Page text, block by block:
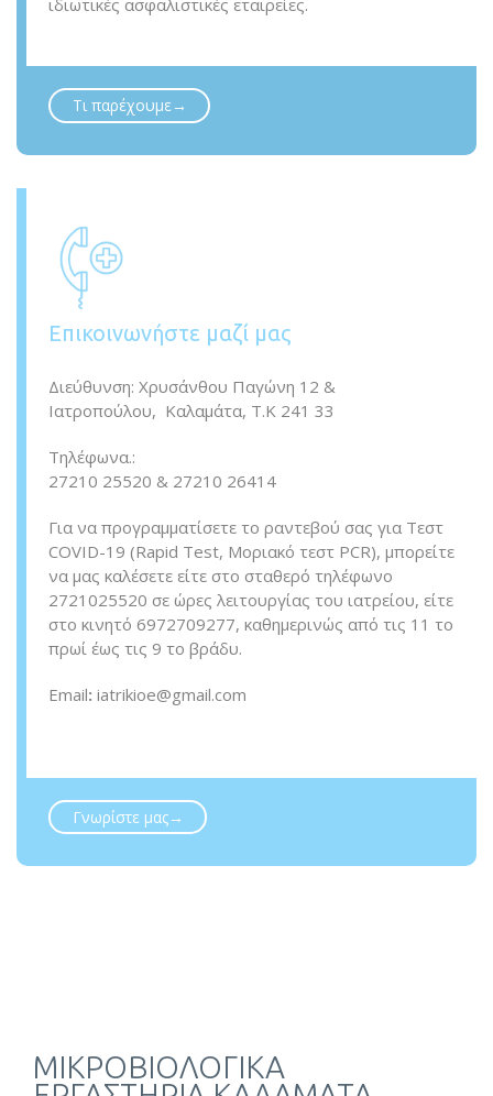
ιδιωτικές ασφαλιστικές εταιρείες.
Τι παρέχουμε→
Επικοινωνήστε μαζί μας
Διεύθυνση: Χρυσάνθου Παγώνη 12 &
Ιατροπούλου, Καλαμάτα, Τ.Κ 241 33
Τηλέφωνα.:
27210 25520 & 27210 26414
Για να προγραμματίσετε το ραντεβού σας για Tεστ
COVID-19 (Rapid Test, Μοριακό τεστ PCR), μπορείτε
να μας καλέσετε είτε στο σταθερό τηλέφωνο
2721025520 σε ώρες λειτουργίας του ιατρείου, είτε
στο κινητό 6972709277, καθημερινώς από τις 11 το
πρωί έως τις 9 το βράδυ.
Email: iatrikioe@gmail.com
Γνωρίστε μας→
ΜΙΚΡΟΒΙΟΛΟΓΙΚΑ